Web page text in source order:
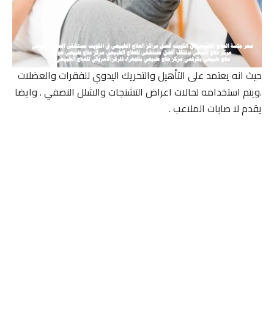
حيث انه يعتمد على التأهيل والتحريك اليدوي للفقرات والعضلات
.ويتم استخدامه لحالات اعراض التشنجات والشلل النصفي . وايضا
يقدم لا صابات الملاعب .